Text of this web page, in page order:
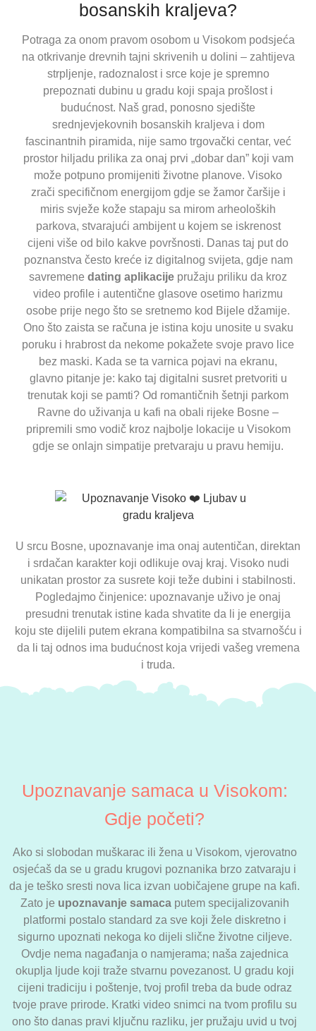
bosanskih kraljeva?
Potraga za onom pravom osobom u Visokom podsjeća
na otkrivanje drevnih tajni skrivenih u dolini – zahtijeva
strpljenje, radoznalost i srce koje je spremno
prepoznati dubinu u gradu koji spaja prošlost i
budućnost. Naš grad, ponosno sjedište
srednjevjekovnih bosanskih kraljeva i dom
fascinantnih piramida, nije samo trgovački centar, već
prostor hiljadu prilika za onaj prvi „dobar dan” koji vam
može potpuno promijeniti životne planove. Visoko
zrači specifičnom energijom gdje se žamor čaršije i
miris svježe kože stapaju sa mirom arheoloških
parkova, stvarajući ambijent u kojem se iskrenost
cijeni više od bilo kakve površnosti. Danas taj put do
poznanstva često kreće iz digitalnog svijeta, gdje nam
savremene dating aplikacije pružaju priliku da kroz
video profile i autentične glasove osetimo harizmu
osobe prije nego što se sretnemo kod Bijele džamije.
Ono što zaista se računa je istina koju unosite u svaku
poruku i hrabrost da nekome pokažete svoje pravo lice
bez maski. Kada se ta varnica pojavi na ekranu,
glavno pitanje je: kako taj digitalni susret pretvoriti u
trenutak koji se pamti? Od romantičnih šetnji parkom
Ravne do uživanja u kafi na obali rijeke Bosne –
pripremili smo vodič kroz najbolje lokacije u Visokom
gdje se onlajn simpatije pretvaraju u pravu hemiju.
U srcu Bosne, upoznavanje ima onaj autentičan, direktan
i srdačan karakter koji odlikuje ovaj kraj. Visoko nudi
unikatan prostor za susrete koji teže dubini i stabilnosti.
Pogledajmo činjenice: upoznavanje uživo je onaj
presudni trenutak istine kada shvatite da li je energija
koju ste dijelili putem ekrana kompatibilna sa stvarnošću i
da li taj odnos ima budućnost koja vrijedi vašeg vremena
i truda.
Upoznavanje samaca u Visokom:
Gdje početi?
Ako si slobodan muškarac ili žena u Visokom, vjerovatno
osjećaš da se u gradu krugovi poznanika brzo zatvaraju i
da je teško sresti nova lica izvan uobičajene grupe na kafi.
Zato je upoznavanje samacaputem specijalizovanih
platformi postalo standard za sve koji žele diskretno i
sigurno upoznati nekoga ko dijeli slične životne ciljeve.
Ovdje nema nagađanja o namjerama; naša zajednica
okuplja ljude koji traže stvarnu povezanost. U gradu koji
cijeni tradiciju i poštenje, tvoj profil treba da bude odraz
tvoje prave prirode. Kratki video snimci na tvom profilu su
ono što danas pravi ključnu razliku, jer pružaju uvid u tvoj